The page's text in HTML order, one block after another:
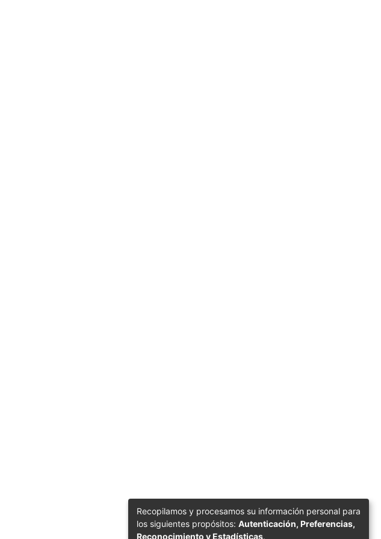
Recopilamos y procesamos su información personal para
los siguientes propósitos: Autenticación, Preferencias,
Reconocimiento y Estadísticas.